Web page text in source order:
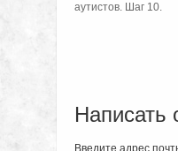
аутистов. Шаг 10.
Написать
Введите адрес